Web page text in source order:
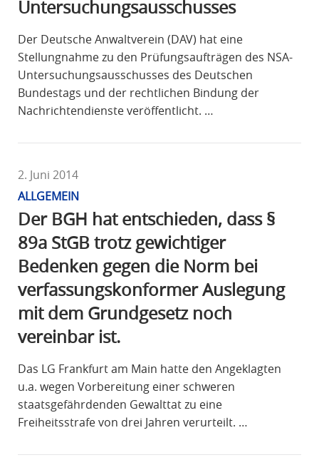
Untersuchungsausschusses
Der Deutsche Anwaltverein (DAV) hat eine
Stellungnahme zu den Prüfungsaufträgen des NSA-
Untersuchungsausschusses des Deutschen
Bundestags und der rechtlichen Bindung der
Nachrichtendienste veröffentlicht. …
2. Juni 2014
ALLGEMEIN
Der BGH hat entschieden, dass §
89a StGB trotz gewichtiger
Bedenken gegen die Norm bei
verfassungskonformer Auslegung
mit dem Grundgesetz noch
vereinbar ist.
Das LG Frankfurt am Main hatte den Angeklagten
u.a. wegen Vorbereitung einer schweren
staatsgefährdenden Gewalttat zu eine
Freiheitsstrafe von drei Jahren verurteilt. …